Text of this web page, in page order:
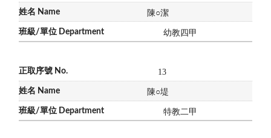
陳○潔
幼教四甲
13
陳○堤
特教二甲